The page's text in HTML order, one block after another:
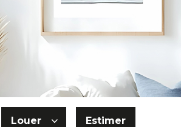
Louer Estimer